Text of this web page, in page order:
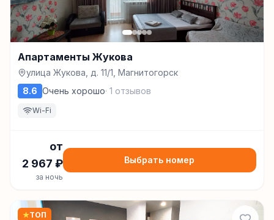
Апартаменты Жукова
улица Жукова, д. 11/1, Магнитогорск
8.6 Очень хорошо· 1 отзывов
Wi-Fi
от
2 967 ₽
за ночь
Выбрать номер
★ТОП